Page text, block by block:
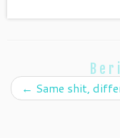
← Same shit,